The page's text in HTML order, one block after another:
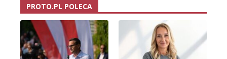
PROTO.PL POLECA